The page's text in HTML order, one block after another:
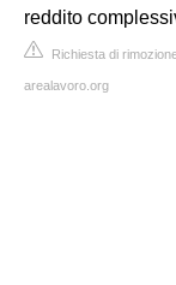
reddito
Richiesta di
arealavoro.org